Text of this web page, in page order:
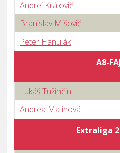
Andrej Královič
Branislav Mišovič
Peter Hanulák
A8-
Lukáš Tužinčin
Andrea Malinová
Extraliga